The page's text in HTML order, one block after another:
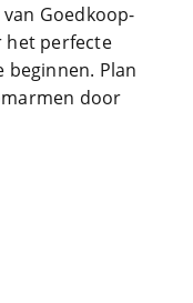
Goedkoop-
het perfecte
Plan
door